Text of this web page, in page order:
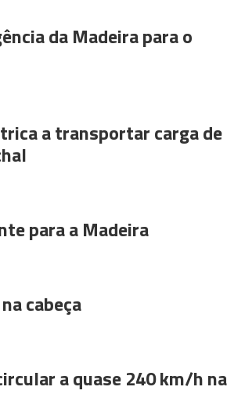
da Madeira para o
a transportar carga de
para a Madeira
cabeça
a quase 240 km/h na